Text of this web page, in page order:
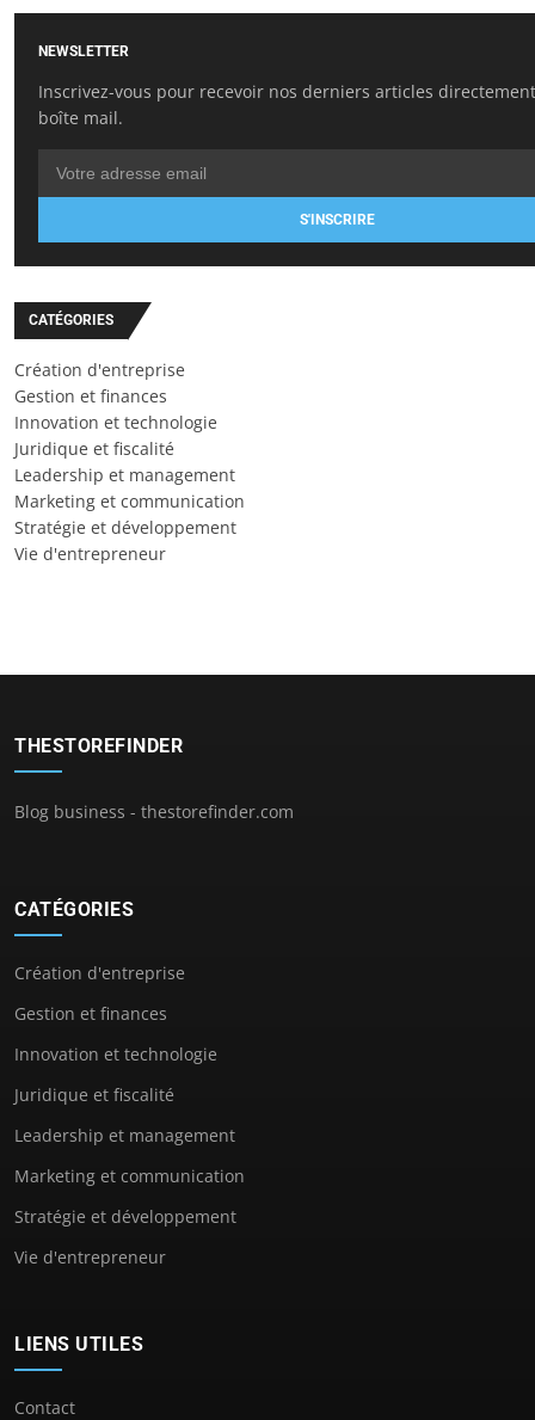
NEWSLETTER
Inscrivez-vous pour recevoir nos derniers articles
boîte mail.
S'INSCRIRE
CATÉGORIES
Création d'entreprise
Gestion et finances
Innovation et technologie
Juridique et fiscalité
Leadership et management
Marketing et communication
Stratégie et développement
Vie d'entrepreneur
THESTOREFINDER
Blog business - thestorefinder.com
CATÉGORIES
Création d'entreprise
Gestion et finances
Innovation et technologie
Juridique et fiscalité
Leadership et management
Marketing et communication
Stratégie et développement
Vie d'entrepreneur
LIENS UTILES
Contact